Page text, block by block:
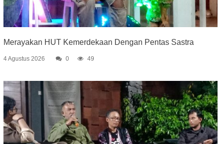
Merayakan HUT Kemerdekaan Dengan Pentas Sastra
4 Agustus 2026 0 49